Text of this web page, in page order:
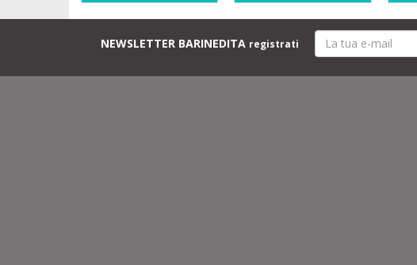
NEWSLETTER BARINEDITA registrati